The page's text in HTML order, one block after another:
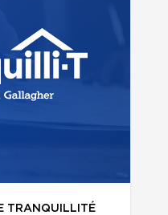
TRANQUILLITÉ